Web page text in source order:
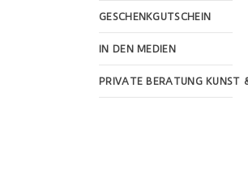
GESCHENKGUTSCHEIN
IN DEN MEDIEN
PRIVATE BERATUNG KUNST